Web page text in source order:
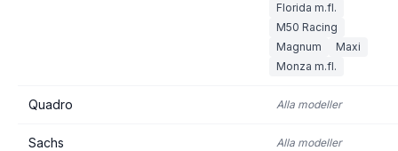
Florida m.fl.
M50 Racing
Magnum
Maxi
Monza m.fl.
Quadro Alla modeller
Sachs Alla modeller